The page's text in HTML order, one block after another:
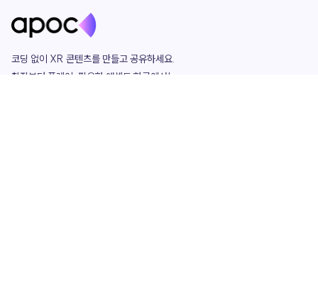
코딩 없이 XR 콘텐츠를 만들고 공유하세요.
창작부터 플레이, 필요한 애셋도 한곳에서!